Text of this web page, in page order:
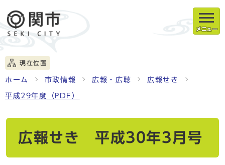
メニュー
現在位置
ホーム 市政情報 広報・広聴 広報せき
平成29年度（PDF）
広報せき 平成30年3月号